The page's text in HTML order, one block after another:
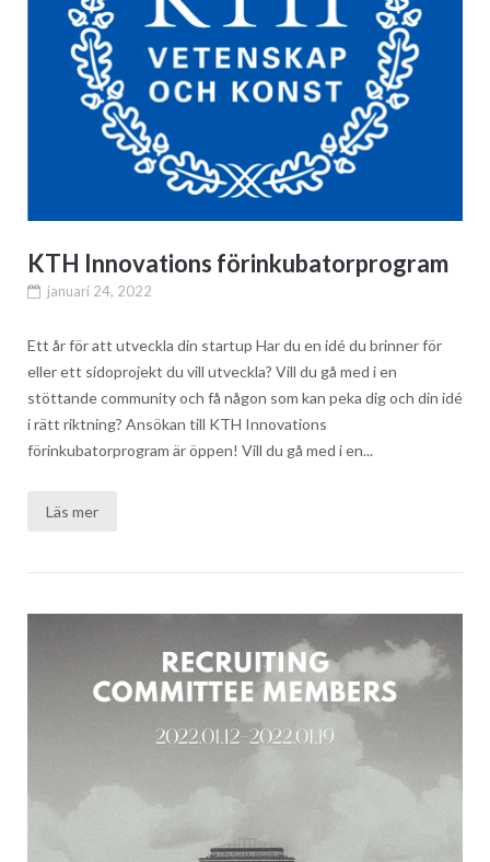
KTH Innovations förinkubatorprogram
januari 24, 2022
Ett år för att utveckla din startup Har du en idé du brinner för
eller ett sidoprojekt du vill utveckla? Vill du gå med i en
stöttande community och få någon som kan peka dig och din idé
i rätt riktning? Ansökan till KTH Innovations
förinkubatorprogram är öppen! Vill du gå med i en...
Läs mer